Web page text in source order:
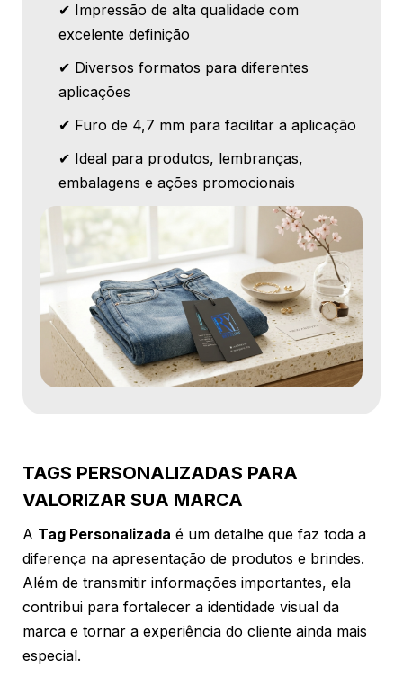
✔ Impressão de alta qualidade com
excelente definição
✔ Diversos formatos para diferentes
aplicações
✔ Furo de 4,7 mm para facilitar a aplicação
✔ Ideal para produtos, lembranças,
embalagens e ações promocionais
TAGS PERSONALIZADAS PARA
VALORIZAR SUA MARCA
A Tag Personalizada é um detalhe que faz toda a
diferença na apresentação de produtos e brindes.
Além de transmitir informações importantes, ela
contribui para fortalecer a identidade visual da
marca e tornar a experiência do cliente ainda mais
especial.